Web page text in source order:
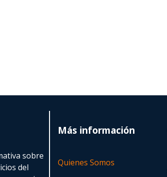
sobre
del
Más información
Quienes Somos